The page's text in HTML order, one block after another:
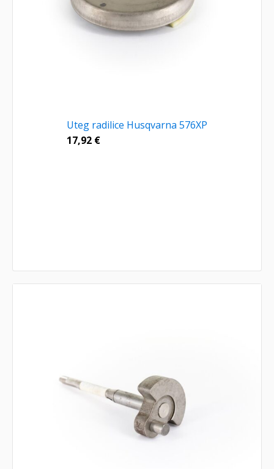
Uteg radilice Husqvarna 576XP
17,92 €